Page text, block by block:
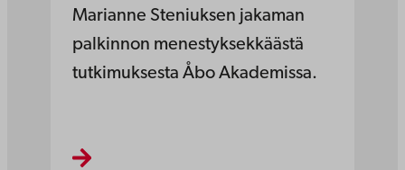
Marianne Steniuksen jakaman
palkinnon menestyksekkäästä
tutkimuksesta Åbo Akademissa.